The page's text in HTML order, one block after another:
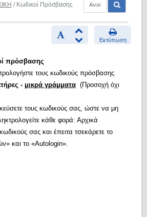
/ Κωδικοί Πρόσβασης
Εκτύπωση
πρόσβασης
τους κωδικούς πρόσβασης
- μικρά γράμματα(Προσοχή όχι
τους κωδικούς σας, ώστε να μη
κάθε φορά: Αρχικά
σας και έπειτα τσεκάρετε το
και το «Autologin».